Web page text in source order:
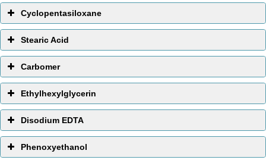
produk tetap stabil dari waktu ke waktu.i yang dikumpulkan
lebah untuk membangun sarangnya.
Fungsi :Pelarut
Cyclopentasiloxane
Stearic Acid
Carbomer
Ethylhexylglycerin
Disodium EDTA
Phenoxyethanol